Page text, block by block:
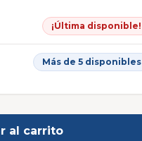
¡Última disponible!
Más de 5 disponibles
al carrito